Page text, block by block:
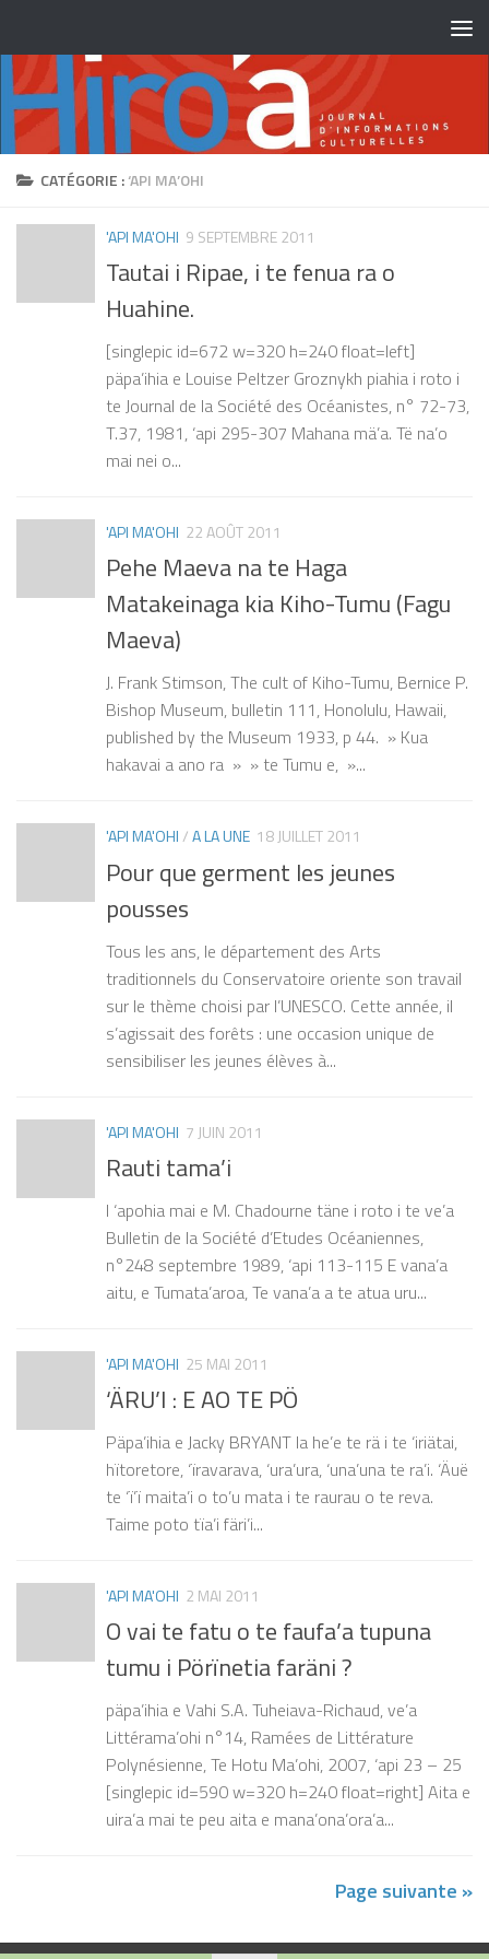
CATÉGORIE :‘API MA’OHI
'API MA'OHI 9 SEPTEMBRE 2011
Tautai i Ripae, i te fenua ra o
Huahine.
[singlepic id=672 w=320 h=240 float=left]
päpa’ihia e Louise Peltzer Groznykh piahia i roto i
te Journal de la Société des Océanistes, n° 72-73,
T.37, 1981, ‘api 295-307 Mahana mä’a. Të na’o
mai nei o...
'API MA'OHI 22 AOÛT 2011
Pehe Maeva na te Haga
Matakeinaga kia Kiho-Tumu (Fagu
Maeva)
J. Frank Stimson, The cult of Kiho-Tumu, Bernice P.
Bishop Museum, bulletin 111, Honolulu, Hawaii,
published by the Museum 1933, p 44. » Kua
hakavai a ano ra » » te Tumu e, »...
'API MA'OHI/A LA UNE 18 JUILLET 2011
Pour que germent les jeunes
pousses
Tous les ans, le département des Arts
traditionnels du Conservatoire oriente son travail
sur le thème choisi par l’UNESCO. Cette année, il
s’agissait des forêts : une occasion unique de
sensibiliser les jeunes élèves à...
'API MA'OHI 7 JUIN 2011
Rauti tama’i
I ‘apohia mai e M. Chadourne täne i roto i te ve’a
Bulletin de la Société d’Etudes Océaniennes,
n°248 septembre 1989, ‘api 113-115 E vana’a
aitu, e Tumata’aroa, Te vana’a a te atua uru...
'API MA'OHI 25 MAI 2011
‘ÄRU’I : E AO TE PÖ
Päpa’ihia e Jacky BRYANT Ia he’e te rä i te ‘iriätai,
hïtoretore, ‘ïravarava, ‘ura’ura, ‘una’una te ra’i. ‘Äuë
te ‘ï’ï maita’i o to’u mata i te raurau o te reva.
Taime poto tïa’i färi’i...
'API MA'OHI 2 MAI 2011
O vai te fatu o te faufa’a tupuna
tumu i Pörïnetia faräni ?
päpa’ihia e Vahi S.A. Tuheiava-Richaud, ve’a
Littérama’ohi n°14, Ramées de Littérature
Polynésienne, Te Hotu Ma’ohi, 2007, ‘api 23 – 25
[singlepic id=590 w=320 h=240 float=right] Aita e
uira’a mai te peu aita e mana’ona’ora’a...
Page suivante »